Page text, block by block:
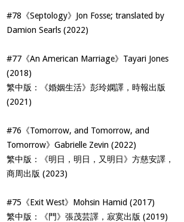
#78《Septology》Jon Fosse; translated by
Damion Searls (2022)
#77《An American Marriage》Tayari Jones
(2018)
繁中版：《婚姻生活》彭玲嫻譯，時報出版
(2021)
#76《Tomorrow, and Tomorrow, and
Tomorrow》Gabrielle Zevin (2022)
繁中版：《明日，明日，又明日》方慈安譯，
商周出版 (2023)
#75《Exit West》Mohsin Hamid (2017)
繁中版：《門》張茂芸譯，寂寞出版 (2019)